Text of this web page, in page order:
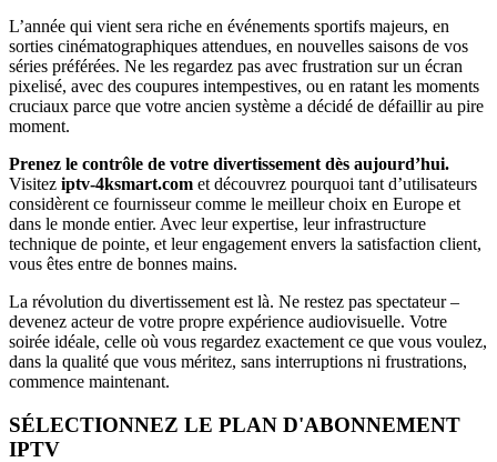
L’année qui vient sera riche en événements sportifs majeurs, en
sorties cinématographiques attendues, en nouvelles saisons de vos
séries préférées. Ne les regardez pas avec frustration sur un écran
pixelisé, avec des coupures intempestives, ou en ratant les moments
cruciaux parce que votre ancien système a décidé de défaillir au pire
moment.
Prenez le contrôle de votre divertissement dès aujourd’hui.
Visitez iptv-4ksmart.com et découvrez pourquoi tant d’utilisateurs
considèrent ce fournisseur comme le meilleur choix en Europe et
dans le monde entier. Avec leur expertise, leur infrastructure
technique de pointe, et leur engagement envers la satisfaction client,
vous êtes entre de bonnes mains.
La révolution du divertissement est là. Ne restez pas spectateur –
devenez acteur de votre propre expérience audiovisuelle. Votre
soirée idéale, celle où vous regardez exactement ce que vous voulez,
dans la qualité que vous méritez, sans interruptions ni frustrations,
commence maintenant.
SÉLECTIONNEZ LE PLAN D'ABONNEMENT
IPTV